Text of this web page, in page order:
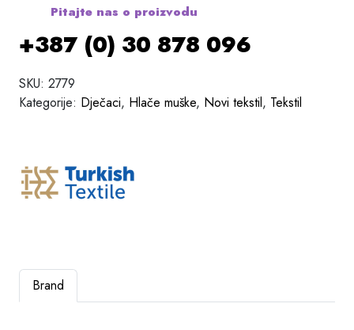
Pitajte nas o proizvodu
+387 (0) 30 878 096
SKU: 2779
Kategorije: Dječaci, Hlače muške, Novi tekstil, Tekstil
Brand